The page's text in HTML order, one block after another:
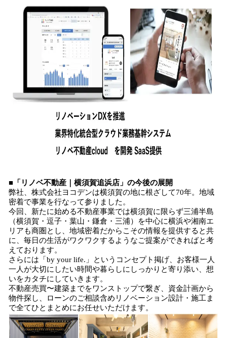
■「リノベ不動産｜横須賀追浜店」の今後の展開
弊社、株式会社ヨコデンは横須賀の地に根ざして70年。地域
密着で事業を行なって参りました。
今回、新たに始める不動産事業では横須賀に限らず三浦半島
（横須賀・逗子・葉山・鎌倉・三浦）を中心に横浜や湘南エ
リアも商圏とし、地域密着だからこその情報を提供すると共
に、毎日の生活がワクワクするようなご提案ができればと考
えております。
さらには「by your life.」というコンセプト掲げ、お客様一人
一人が大切にしたい時間や暮らしにしっかりと寄り添い、想
いをカタチにしていきます。
不動産売買〜建築までをワンストップで繋ぎ、資金計画から
物件探し、ローンのご相談含めリノベーション設計・施工ま
で全てひとまとめにお任せいただけます。